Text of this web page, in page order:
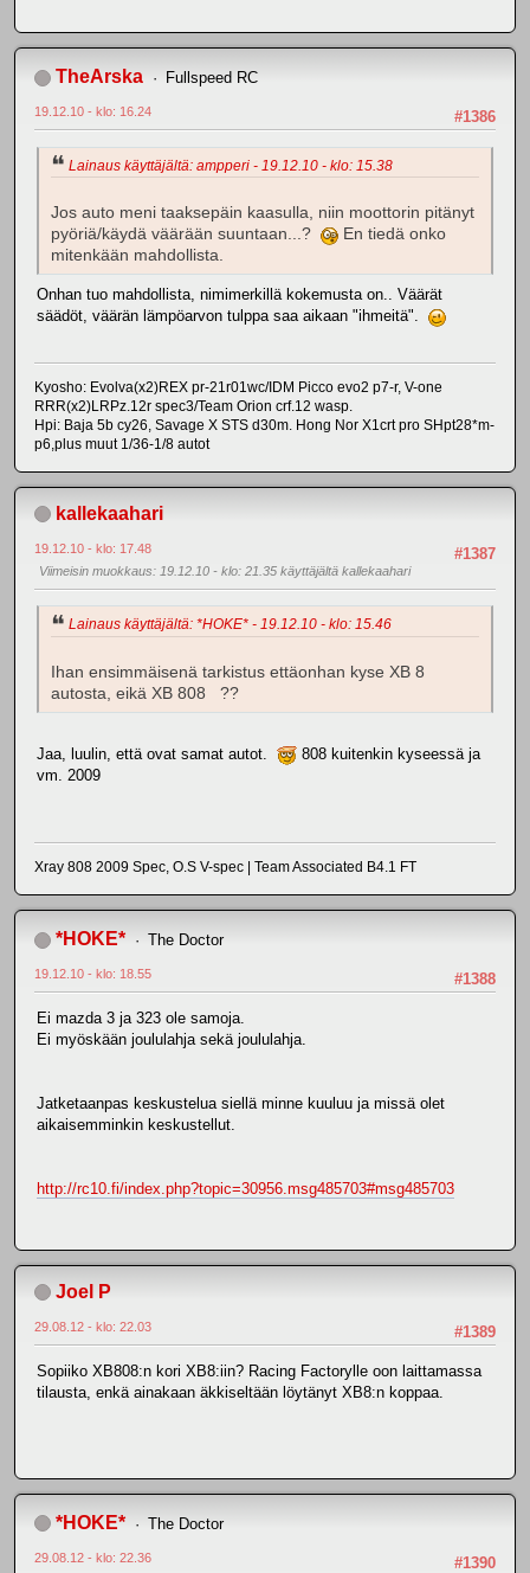
TheArska Fullspeed RC
#1386
19.12.10 - klo: 16.24
Lainaus käyttäjältä: ampperi - 19.12.10 - klo: 15.38
Jos auto meni taaksepäin kaasulla, niin moottorin pitänyt
pyöriä/käydä väärään suuntaan...?
En tiedä onko
mitenkään mahdollista.
Onhan tuo mahdollista, nimimerkillä kokemusta on.. Väärät
säädöt, väärän lämpöarvon tulppa saa aikaan "ihmeitä".
Kyosho: Evolva(x2)REX pr-21r01wc/IDM Picco evo2 p7-r, V-one
RRR(x2)LRPz.12r spec3/Team Orion crf.12 wasp.
Hpi: Baja 5b cy26, Savage X STS d30m. Hong Nor X1crt pro SHpt28*m-
p6,plus muut 1/36-1/8 autot
kallekaahari
#1387
19.12.10 - klo: 17.48
Viimeisin muokkaus: 19.12.10 - klo: 21.35 käyttäjältä kallekaahari
Lainaus käyttäjältä: *HOKE* - 19.12.10 - klo: 15.46
Ihan ensimmäisenä tarkistus ettäonhan kyse XB 8
autosta, eikä XB 808 ??
Jaa, luulin, että ovat samat autot.
808 kuitenkin kyseessä ja
vm. 2009
Xray 808 2009 Spec, O.S V-spec | Team Associated B4.1 FT
*HOKE* The Doctor
#1388
19.12.10 - klo: 18.55
Ei mazda 3 ja 323 ole samoja.
Ei myöskään joululahja sekä joululahja.
Jatketaanpas keskustelua siellä minne kuuluu ja missä olet
aikaisemminkin keskustellut.
http://rc10.fi/index.php?topic=30956.msg485703#msg485703
Joel P
#1389
29.08.12 - klo: 22.03
Sopiiko XB808:n kori XB8:iin? Racing Factorylle oon laittamassa
tilausta, enkä ainakaan äkkiseltään löytänyt XB8:n koppaa.
*HOKE* The Doctor
#1390
29.08.12 - klo: 22.36